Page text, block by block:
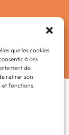
que les cookies
à ces
de
retirer son
et fonctions.